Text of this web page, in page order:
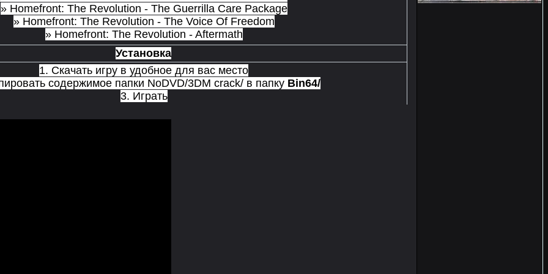
» Homefront: The Revolution - The Guerrilla Care Package
» Homefront: The Revolution - The Voice Of Freedom
» Homefront: The Revolution - Aftermath
Установка
1. Скачать игру в удобное для вас место
содержимое папки NoDVD/3DM crack/ в папку Bin64/
3. Играть